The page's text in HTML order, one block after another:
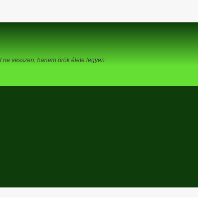
vesszen, hanem örök élete legyen.